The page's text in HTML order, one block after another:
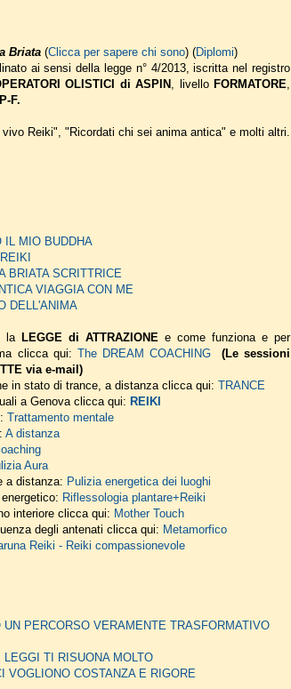
Briata (Clicca per sapere chi sono) (Diplomi)
ai sensi della legge n° 4/2013, iscritta nel registro
OLISTICI di ASPIN , livello FORMATORE,
F.
Reiki", "Ricordati chi sei anima antica" e molti altri.
IL MIO BUDDHA
BRIATA SCRITTRICE
VIAGGIA CON ME
DELL'ANIMA
laLEGGE di ATTRAZIONE e come funziona e per
clicca qui: The DREAM COACHING
(Le sessioni
via e-mail)
in stato di trance, a distanza clicca qui: TRANCE
a Genova clicca qui: REIKI
Trattamento mentale
A distanza
Aura
a distanza: Pulizia energetica dei luoghi
Riflessologia plantare+Reiki
interiore clicca qui: Mother Touch
degli antenati clicca qui: Metamorfico
Reiki - Reiki compassionevole
PERCORSO VERAMENTE TRASFORMATIVO
TI RISUONA MOLTO
VOGLIONO COSTANZA E RIGORE